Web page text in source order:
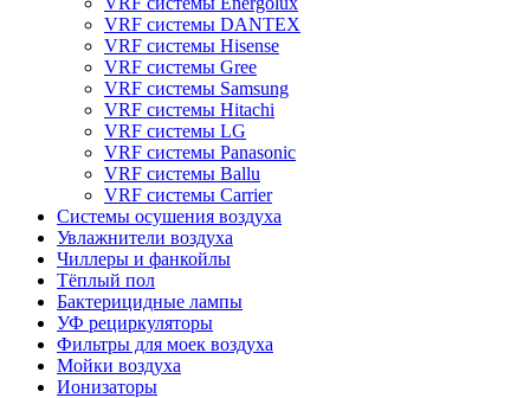
VRF системы DANTEX
VRF системы Hisense
VRF системы Gree
VRF системы Samsung
VRF системы Hitachi
VRF системы LG
VRF системы Panasonic
VRF системы Ballu
VRF системы Carrier
Системы осушения воздуха
Увлажнители воздуха
Чиллеры и фанкойлы
Тёплый пол
Бактерицидные лампы
УФ рециркуляторы
Фильтры для моек воздуха
Мойки воздуха
Ионизаторы